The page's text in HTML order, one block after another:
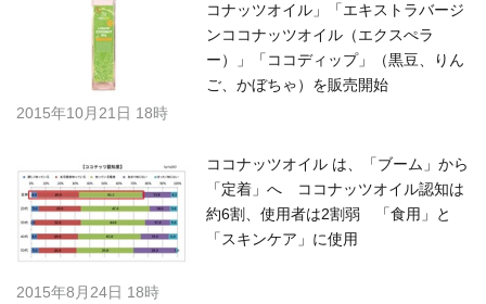
コナッツオイル」「エキストラバージ
ンココナッツオイル（エクスぺラ
ー）」「ココディップ」（黒豆、りん
ご、かぼちゃ）を販売開始
2015年10月21日 18時
ココナッツオイル は、「ブーム」から
「定着」へ ココナッツオイル認知は
約6割、使用者は2割弱 「食用」と
「スキンケア」に使用
2015年8月24日 18時